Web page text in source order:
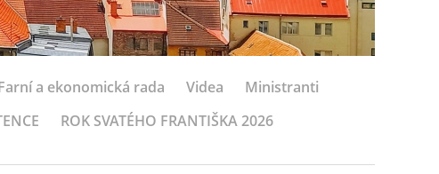
a ekonomická rada Videa
Ministranti
ROK SVATÉHO FRANTIŠKA 2026